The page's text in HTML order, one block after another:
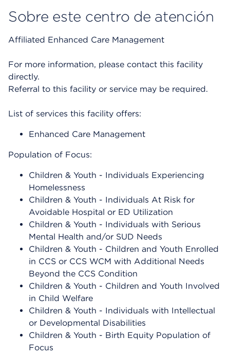
Sobre este centro de atención
Affiliated Enhanced Care Management
For more information, please contact this facility
directly.
Referral to this facility or service may be required.
List of services this facility offers:
Enhanced Care Management
Population of Focus:
Children & Youth - Individuals Experiencing
Homelessness
Children & Youth - Individuals At Risk for
Avoidable Hospital or ED Utilization
Children & Youth - Individuals with Serious
Mental Health and/or SUD Needs
Children & Youth - Children and Youth Enrolled
in CCS or CCS WCM with Additional Needs
Beyond the CCS Condition
Children & Youth - Children and Youth Involved
in Child Welfare
Children & Youth - Individuals with Intellectual
or Developmental Disabilities
Children & Youth - Birth Equity Population of
Focus